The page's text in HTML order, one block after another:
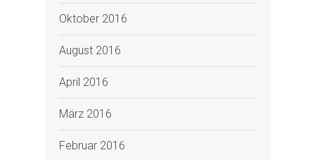
Oktober 2016
August 2016
April 2016
März 2016
Februar 2016